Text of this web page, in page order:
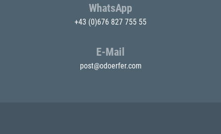
WhatsApp
+43 (0)676 827 755 55
E-Mail
post@odoerfer.com